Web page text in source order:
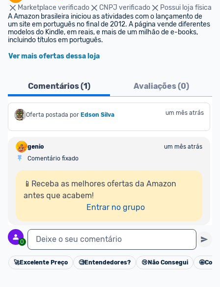
Marketplace verificado
CNPJ verificado
Possui loja física
A Amazon brasileira iniciou as atividades com o lançamento de
um site em português no final de 2012. A página vende diferentes
modelos do Kindle, em reais, e mais de um milhão de e-books,
incluindo títulos em português.
Ver mais ofertas dessa loja
Comentários (1) Avaliações (0)
Oferta postada por Edson Silva um mês atrás
genio
um mês atrás
Comentário fixado
📱Receba as melhores ofertas da Amazon
antes que acabem!
Entrar no grupo
0 Deixe o seu comentário
Cancelar
🚀Excelente Preço 🧐Entendedores? 😢 Não Consegui 🤩